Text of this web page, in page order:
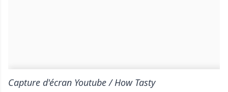
Capture d'écran Youtube / How Tasty